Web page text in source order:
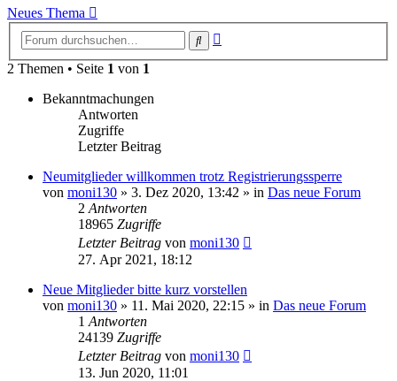
Neues Thema
Suche
2 Themen • Seite 1 von 1
Bekanntmachungen
Antworten
Zugriffe
Letzter Beitrag
Neumitglieder willkommen trotz Registrierungssperre
von moni130 » 3. Dez 2020, 13:42 » in Das neue Forum
2 Antworten
18965 Zugriffe
Letzter Beitrag von moni130
27. Apr 2021, 18:12
Neue Mitglieder bitte kurz vorstellen
von moni130 » 11. Mai 2020, 22:15 » in Das neue Forum
1 Antworten
24139 Zugriffe
Letzter Beitrag von moni130
13. Jun 2020, 11:01